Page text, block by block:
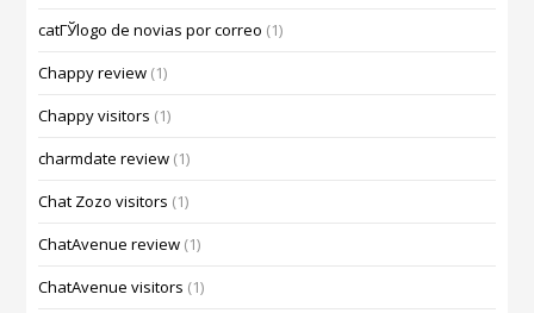
catГЎlogo de novias por correo (1)
Chappy review (1)
Chappy visitors (1)
charmdate review (1)
Chat Zozo visitors (1)
ChatAvenue review (1)
ChatAvenue visitors (1)